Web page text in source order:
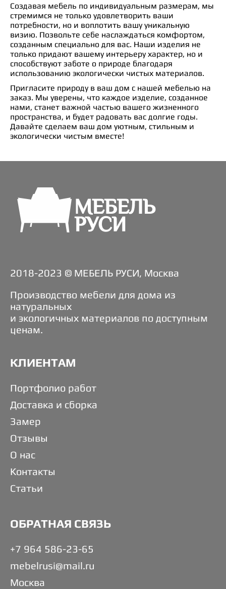
Создавая мебель по индивидуальным размерам, мы
стремимся не только удовлетворить ваши
потребности, но и воплотить вашу уникальную
визию. Позвольте себе наслаждаться комфортом,
созданным специально для вас. Наши изделия не
только придают вашему интерьеру характер, но и
способствуют заботе о природе благодаря
использованию экологически чистых материалов.
Пригласите природу в ваш дом с нашей мебелью на
заказ. Мы уверены, что каждое изделие, созданное
нами, станет важной частью вашего жизненного
пространства, и будет радовать вас долгие годы.
Давайте сделаем ваш дом уютным, стильным и
экологически чистым вместе!
2018-2023 © МЕБЕЛЬ РУСИ, Москва
Производство мебели для дома из
натуральных
и экологичных материалов по доступным
ценам.
КЛИЕНТАМ
Портфолио работ
Доставка и сборка
Замер
Отзывы
О нас
Контакты
Статьи
ОБРАТНАЯ СВЯЗЬ
+7 964 586-23-65
mebelrusi@mail.ru
Москва